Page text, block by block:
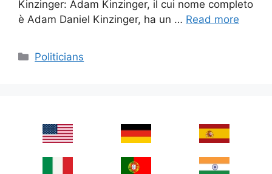
Kinzinger: Adam Kinzinger, il cui nome completo
è Adam Daniel Kinzinger, ha un … Read more
Categories
Politicians